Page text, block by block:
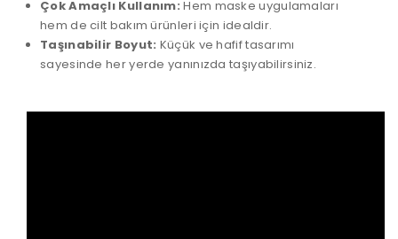
Çok Amaçlı Kullanım: Hem maske uygulamaları
hem de cilt bakım ürünleri için idealdir.
Taşınabilir Boyut: Küçük ve hafif tasarımı
sayesinde her yerde yanınızda taşıyabilirsiniz.